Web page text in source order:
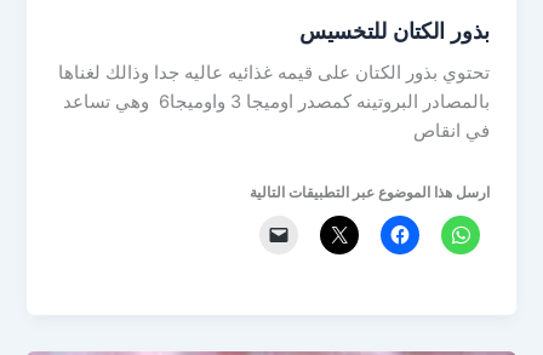
بذور الكتان للتخسيس
تحتوي بذور الكتان على قيمه غذائيه عاليه جدا وذالك لغناها
بالمصادر البروتينه كمصدر اوميجا 3 واوميجا6 وهي تساعد
في انقاص
ارسل هذا الموضوع عبر التطبيقات التالية